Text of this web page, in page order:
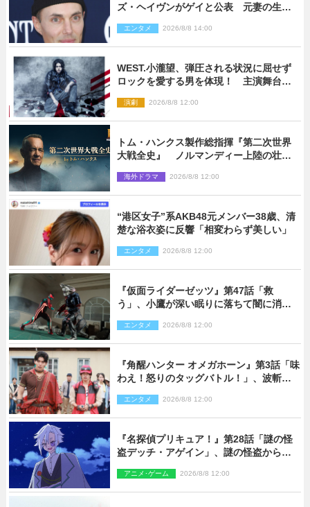
ズ・ヘイヴンがゲイと公表 元妻の生配
エンタメ 2026/8/8 14:00
WEST.小瀧望、弾圧される状況に屈せず
ロックを愛する男を体現！ 主演舞台
演劇 2026/8/8 12:00
トム・ハンクス製作総指揮『第二次世界
大戦全史』 ノルマンディー上陸の壮絶
海外ドラマ 2026/8/8 12:00
“港区女子”系AKB48元メンバー38歳、清
楚な浴衣姿に反響「相変わらず美しい」
エンタメ 2026/8/8 12:00
『仮面ライダーゼッツ』第47話「救
う」、小鷹が深い眠りに落ちて闇に消え
エンタメ 2026/8/8 12:00
『角醒ハンター オメガホーン』第3話「味
わえ！怒りのタッグバトル！」、波斬の
エンタメ 2026/8/8 12:00
『名探偵プリキュア！』第28話「謎の怪
盗デッチ・アゲイン」、謎の怪盗から不
アニメ･ゲーム 2026/8/8 12:00